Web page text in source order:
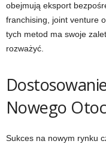
obejmują eksport
franchising, joint venture
tych metod ma swoje
rozważyć.
Nowego
Sukces na nowym rynku